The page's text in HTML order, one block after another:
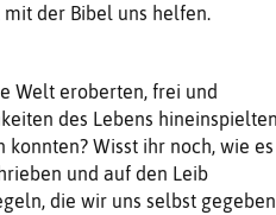
der Bibel uns helfen.
Welt eroberten, frei und
des Lebens hineinspielten
Wisst ihr noch, wie es
und auf den Leib
die wir uns selbst gegeben